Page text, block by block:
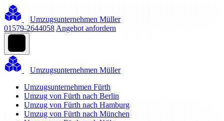
Umzugsunternehmen Müller
01579-2644058 Angebot anfordern
Umzugsunternehmen Müller
Umzugsunternehmen Fürth
Umzug von Fürth nach Berlin
Umzug von Fürth nach Hamburg
Umzug von Fürth nach München